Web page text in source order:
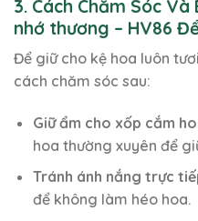
3. Cách Chăm Sóc
nhớ thương – HV86
Để giữ cho kệ hoa luôn
cách chăm sóc sau:
Giữ ẩm cho xốp cắm
hoa thường xuyên để
Tránh ánh nắng trực
để không làm héo hoa.